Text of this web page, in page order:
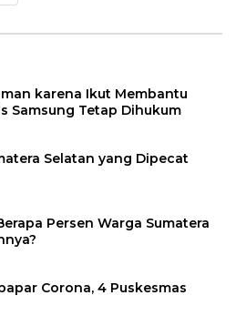
karena Ikut Membantu
Samsung Tetap Dihukum
Selatan yang Dipecat
Persen Warga Sumatera
Corona, 4 Puskesmas